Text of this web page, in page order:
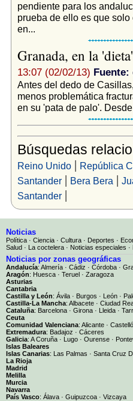
pendiente para los
prueba de ello es que
en...
Granada, en la
13:07 (02/02/13) Fuente:
Antes del dedo de
menos problemática
en su 'pata de palo'.
Búsquedas
Reino Unido| República
Santander| Bera Bera |
Santander|
Noticias
Política · Ciencia · Cultura · Deportes ·
Salud · La coctelera · Noticias especiales ·
Noticias por zonas geográficas
Andalucía: Almería · Cádiz · Córdoba ·
Aragón: Huesca · Teruel · Zaragoza
Asturias
Cantabria
Castilla y León: Ávila · Burgos · León ·
Castilla-La Mancha: Albacete · Ciudad
Cataluña: Barcelona · Girona · Lleida ·
Ceuta
Comunidad Valenciana: Alicante ·
Extremadura: Badajoz · Cáceres
Galicia: A Coruña · Lugo · Ourense ·
Islas Baleares
Islas Canarias: Las Palmas · Santa Cruz
La Rioja
Madrid
Melilla
Murcia
Navarra
País Vasco: Álava · Guipuzcoa · Vizcaya